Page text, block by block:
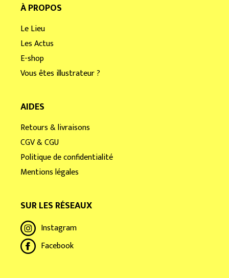
À PROPOS
Le Lieu
Les Actus
E-shop
Vous êtes illustrateur ?
AIDES
Retours & livraisons
CGV & CGU
Politique de confidentialité
Mentions légales
SUR LES RÉSEAUX
Instagram
Facebook